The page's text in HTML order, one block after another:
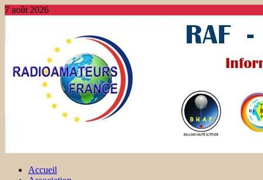
7 août 2026
Accueil